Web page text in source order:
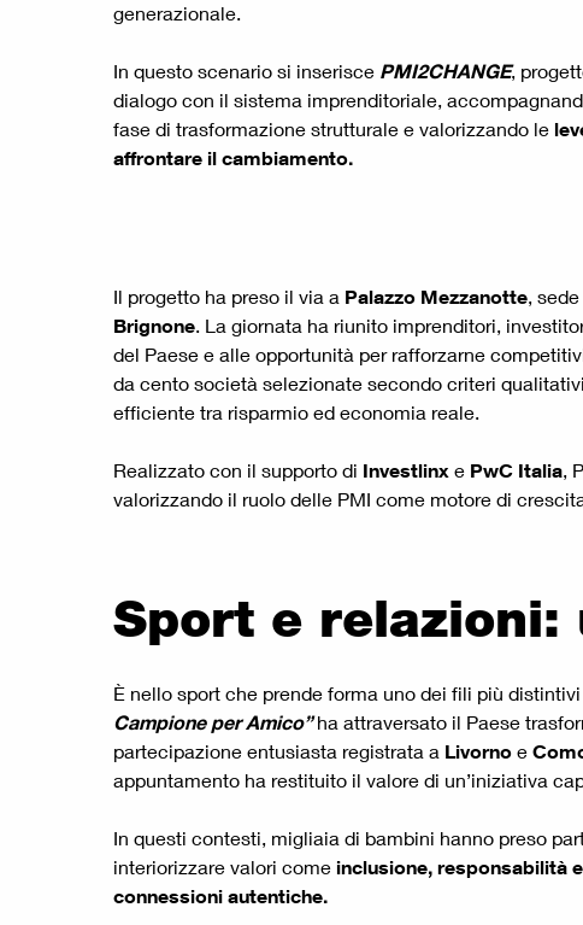
generazionale.
In questo scenario si inserisce PMI2CHANGE,
dialogo con il sistema imprenditoriale,
fase di trasformazione strutturale e valorizzando le
affrontare il cambiamento.
Il progetto ha preso il via a Palazzo Mezzanotte,
Brignone. La giornata ha riunito imprenditori,
del Paese e alle opportunità per rafforzarne
da cento società selezionate secondo criteri
efficiente tra risparmio ed economia reale.
Realizzato con il supporto di Investlinx e PwC Italia,
valorizzando il ruolo delle PMI come motore di
Sport e
È nello sport che prende forma uno dei fili più
Campione per Amico”ha attraversato il Paese
partecipazione entusiasta registrata a Livorno e
appuntamento ha restituito il valore di un’iniziativa
In questi contesti, migliaia di bambini hanno preso
interiorizzare valori come inclusione, responsabilità
connessioni autentiche.